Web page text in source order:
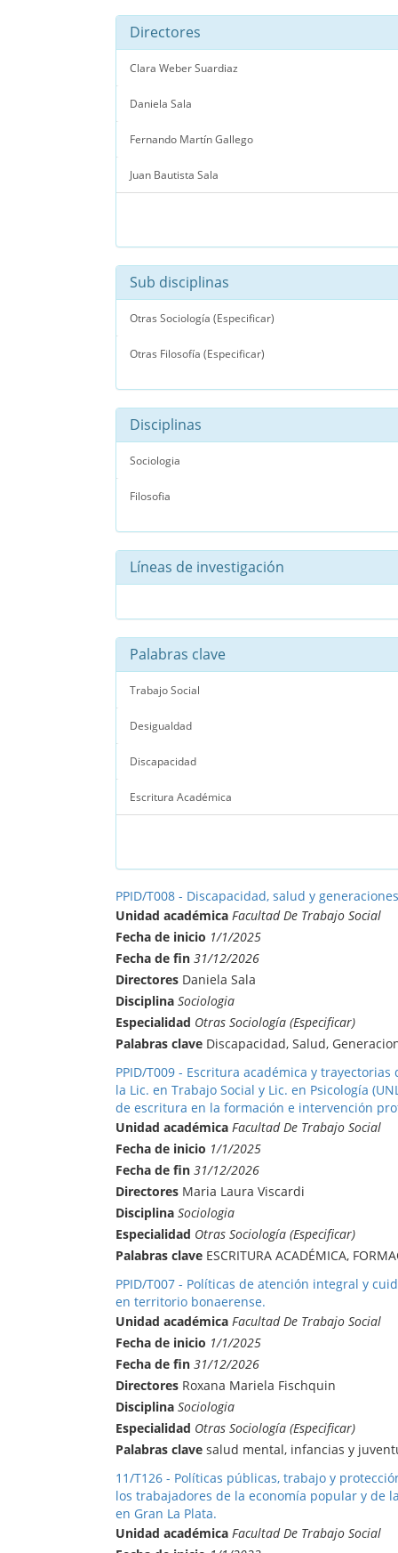
Directores
Clara Weber Suardiaz
Daniela Sala
Fernando Martín Gallego
Juan Bautista Sala
Sub disciplinas
Otras Sociología (Especificar)
Otras Filosofía (Especificar)
Disciplinas
Sociologia
Filosofia
Líneas de investigación
Palabras clave
Trabajo Social
Desigualdad
Discapacidad
Escritura Académica
PPID/T008 - Discapacidad, salud y
Unidad académica Facultad De Trabajo Social
Fecha de inicio 1/1/2025
Fecha de fin 31/12/2026
Directores Daniela Sala
Disciplina Sociologia
Especialidad Otras Sociología (Especificar)
Palabras clave Discapacidad, Salud,
PPID/T009 - Escritura académica y
la Lic. en Trabajo Social y Lic. en Psicología
de escritura en la formación e intervención
Unidad académica Facultad De Trabajo Social
Fecha de inicio 1/1/2025
Fecha de fin 31/12/2026
Directores Maria Laura Viscardi
Disciplina Sociologia
Especialidad Otras Sociología (Especificar)
Palabras clave ESCRITURA ACADÉMICA,
PPID/T007 - Políticas de atención integral y
en territorio bonaerense.
Unidad académica Facultad De Trabajo Social
Fecha de inicio 1/1/2025
Fecha de fin 31/12/2026
Directores Roxana Mariela Fischquin
Disciplina Sociologia
Especialidad Otras Sociología (Especificar)
Palabras clave salud mental, infancias y
11/T126 - Políticas públicas, trabajo y
los trabajadores de la economía popular y de
en Gran La Plata.
Unidad académica Facultad De Trabajo Social